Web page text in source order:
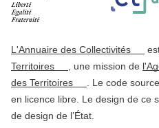
L'Annuaire des Collectivités
Territoires
, une mission de
des Territoires
. Le code
en licence libre. Le design de ce
de design de l’État.